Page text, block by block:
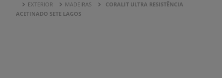
EXTERIOR MADEIRAS
CORALIT ULTRA RESISTÊNCIA
ACETINADO SETE LAGOS